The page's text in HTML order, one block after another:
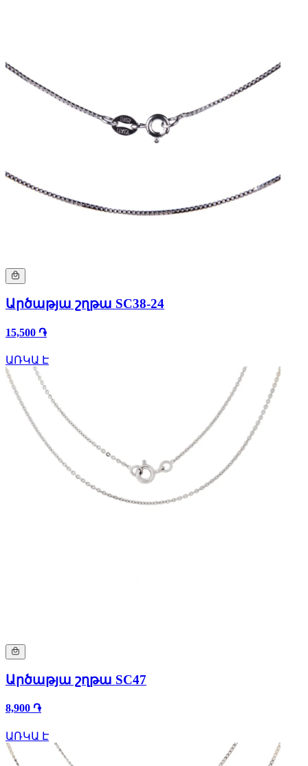
Արծաթյա շղթա SC38-24
15,500 ֏
ԱՌԿԱ Է
Արծաթյա շղթա SC47
8,900 ֏
ԱՌԿԱ Է